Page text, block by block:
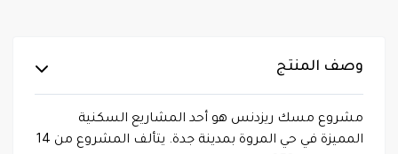
وصف المنتج
مشروع مسك ريزدنس هو أحد المشاريع السكنية
المميزة في حي المروة بمدينة جدة. يتألف المشروع من 14